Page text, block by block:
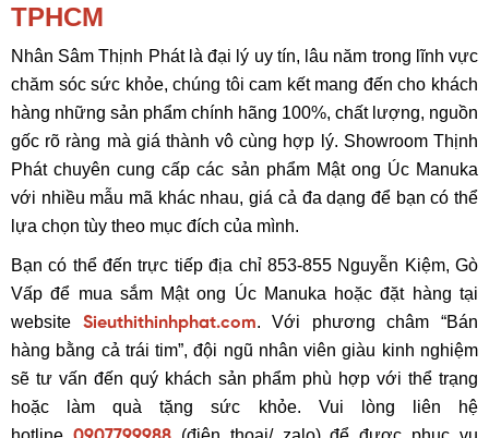
TPHCM
Nhân Sâm Thịnh Phát là đại lý uy tín, lâu năm trong lĩnh vực
chăm sóc sức khỏe, chúng tôi cam kết mang đến cho khách
hàng những sản phẩm chính hãng 100%, chất lượng, nguồn
gốc rõ ràng mà giá thành vô cùng hợp lý. Showroom Thịnh
Phát chuyên cung cấp các sản phẩm Mật ong Úc Manuka
với nhiều mẫu mã khác nhau, giá cả đa dạng để bạn có thể
lựa chọn tùy theo mục đích của mình.
Bạn có thể đến trực tiếp địa chỉ 853-855 Nguyễn Kiệm, Gò
Vấp để mua sắm Mật ong Úc Manuka hoặc đặt hàng tại
website
Sieuthithinhphat.com. Với phương châm “Bán
hàng bằng cả trái tim”, đội ngũ nhân viên giàu kinh nghiệm
sẽ tư vấn đến quý khách sản phẩm phù hợp với thể trạng
hoặc làm quà tặng sức khỏe. Vui lòng liên hệ